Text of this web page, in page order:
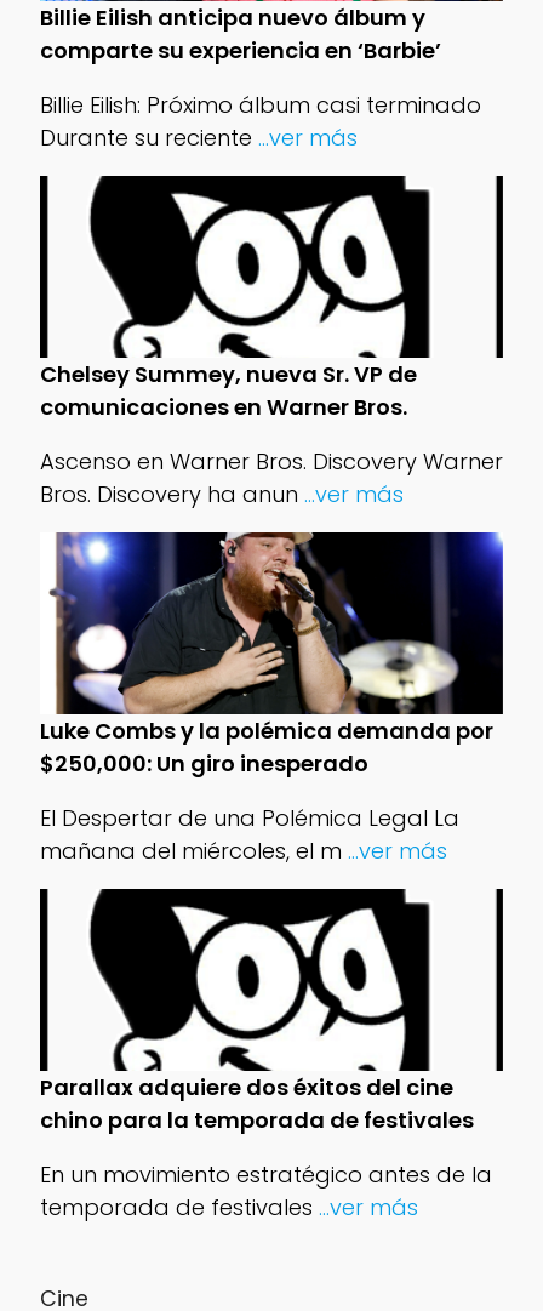
Cine
Billie Eilish anticipa nuevo álbum y
comparte su experiencia en ‘Barbie’
Billie Eilish: Próximo álbum casi terminado
Durante su reciente ...ver más
Chelsey Summey, nueva Sr. VP de
comunicaciones en Warner Bros.
Ascenso en Warner Bros. Discovery Warner
Bros. Discovery ha anun ...ver más
Luke Combs y la polémica demanda por
$250,000: Un giro inesperado
El Despertar de una Polémica Legal La
mañana del miércoles, el m ...ver más
Parallax adquiere dos éxitos del cine
chino para la temporada de festivales
En un movimiento estratégico antes de la
temporada de festivales ...ver más